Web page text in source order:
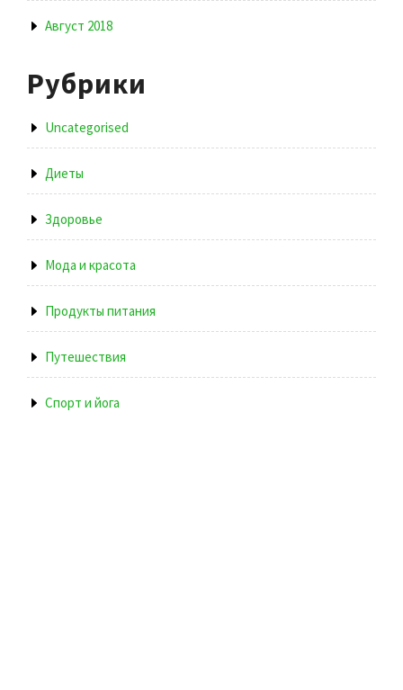
Август 2018
Рубрики
Uncategorised
Диеты
Здоровье
Мода и красота
Продукты питания
Путешествия
Спорт и йога